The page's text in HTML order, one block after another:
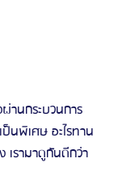
านกระบวนการ
นพิเศษ อะไรทาน
เรามาดูกันดีกว่า